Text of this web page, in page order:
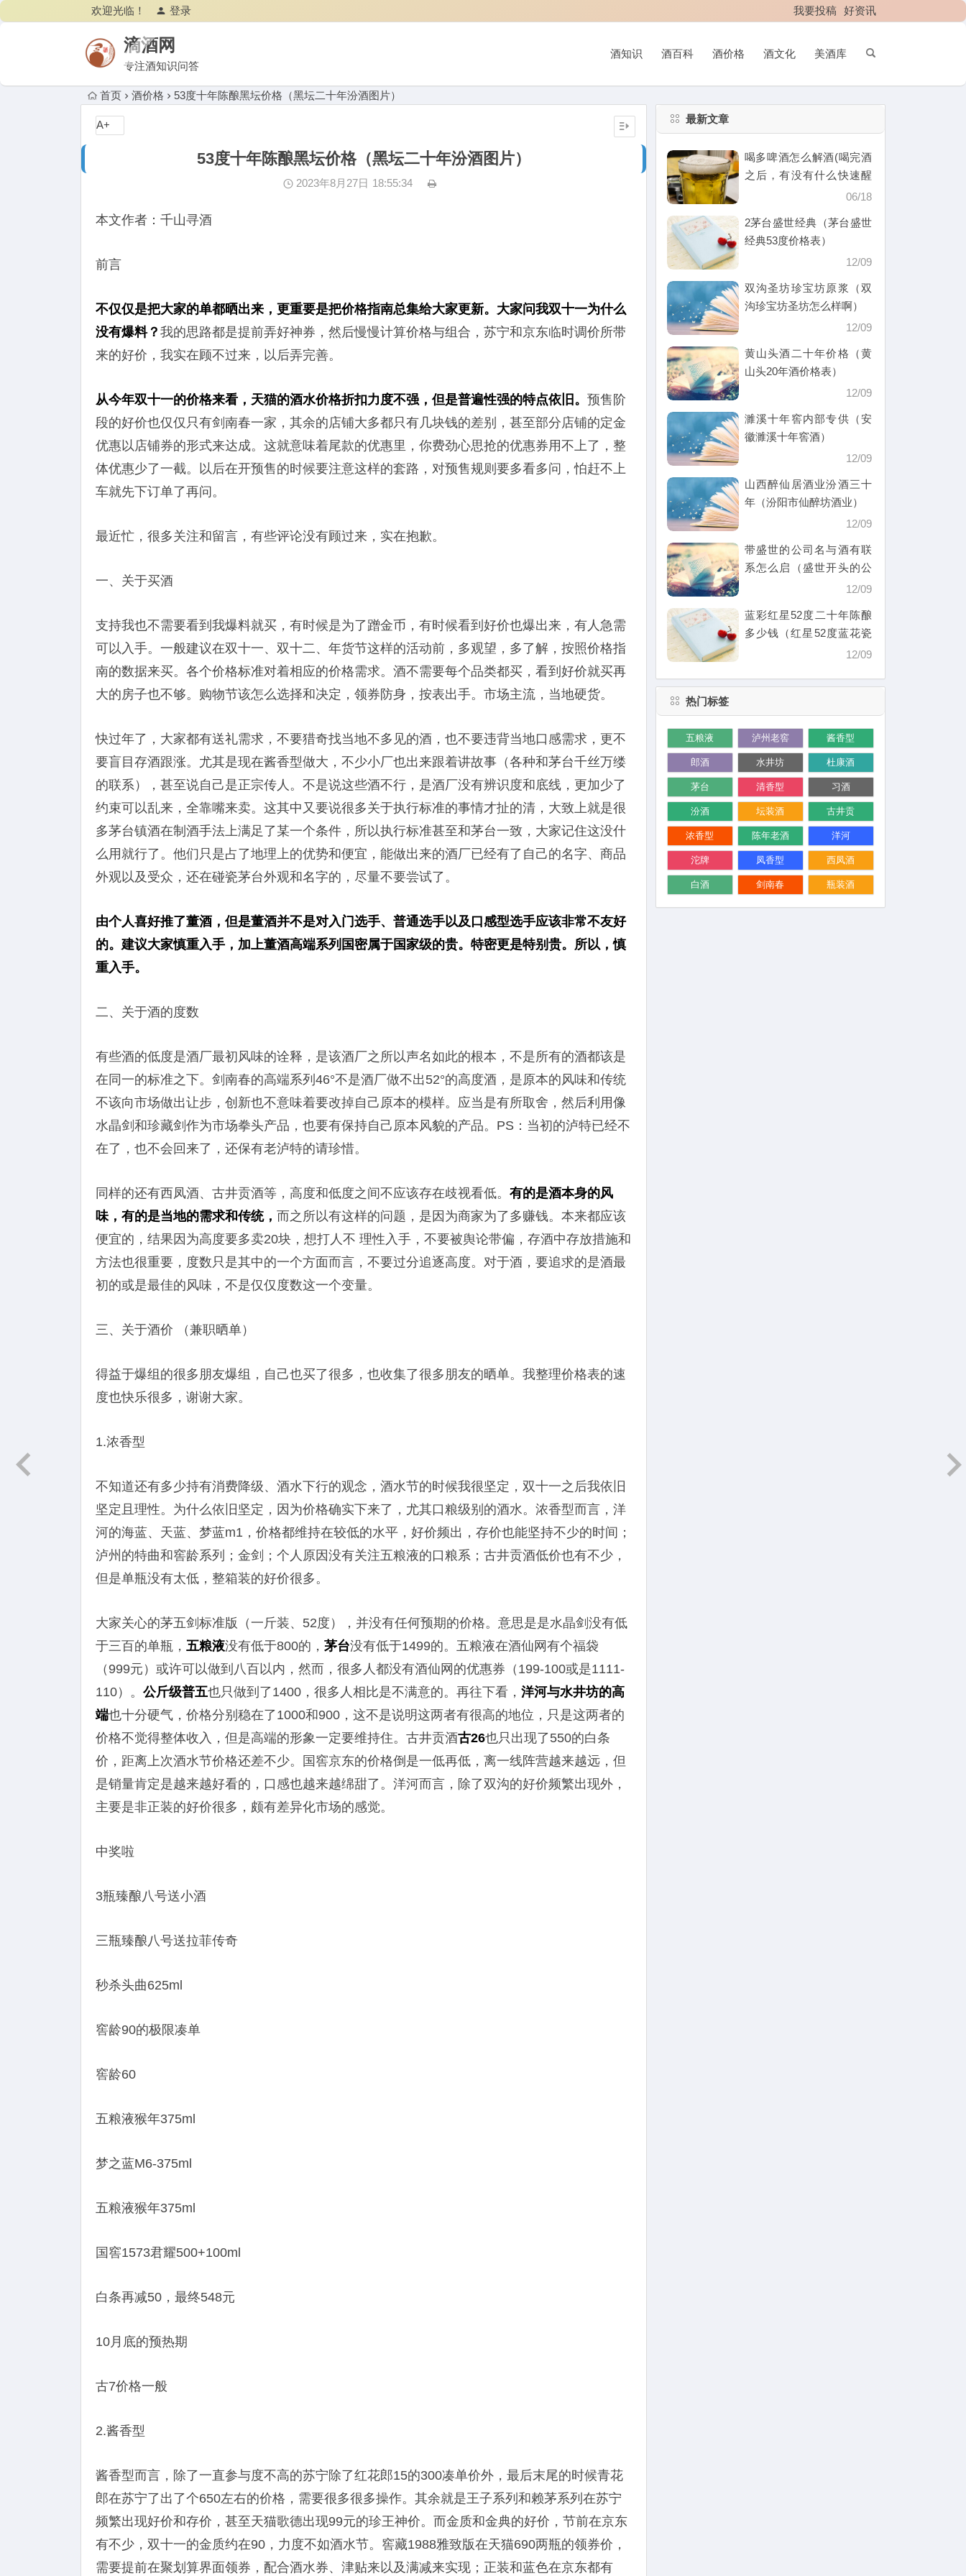
欢迎光临！ 登录 我要投稿 好资讯
滴酒网
专注酒知识问答
酒知识 酒百科 酒价格 酒文化 美酒库
首页 酒价格 53度十年陈酿黑坛价格（黑坛二十年汾酒图片）
53度十年陈酿黑坛价格（黑坛二十年汾酒图片）
2023年8月27日 18:55:34
本文作者：千山寻酒
前言
不仅仅是把大家的单都晒出来，更重要是把价格指南总集给大家更新。大家问我双十一为什么
没有爆料？ 我的思路都是提前弄好神券，然后慢慢计算价格与组合，苏宁和京东临时调价所带
来的好价，我实在顾不过来，以后弄完善。
从今年双十一的价格来看，天猫的酒水价格折扣力度不强，但是普遍性强的特点依旧。 预售阶
段的好价也仅仅只有剑南春一家，其余的店铺大多都只有几块钱的差别，甚至部分店铺的定金
优惠以店铺券的形式来达成。这就意味着尾款的优惠里，你费劲心思抢的优惠券用不上了，整
体优惠少了一截。以后在开预售的时候要注意这样的套路，对预售规则要多看多问，怕赶不上
车就先下订单了再问。
最近忙，很多关注和留言，有些评论没有顾过来，实在抱歉。
一、关于买酒
支持我也不需要看到我爆料就买，有时候是为了蹭金币，有时候看到好价也爆出来，有人急需
可以入手。一般建议在双十一、双十二、年货节这样的活动前，多观望，多了解，按照价格指
南的数据来买。各个价格标准对着相应的价格需求。酒不需要每个品类都买，看到好价就买再
大的房子也不够。购物节该怎么选择和决定，领券防身，按表出手。市场主流，当地硬货。
快过年了，大家都有送礼需求，不要猎奇找当地不多见的酒，也不要违背当地口感需求，更不
要盲目存酒跟涨。尤其是现在酱香型做大，不少小厂也出来跟着讲故事（各种和茅台千丝万缕
的联系），甚至说自己是正宗传人。不是说这些酒不行，是酒厂没有辨识度和底线，更加少了
约束可以乱来，全靠嘴来卖。这其中又要说很多关于执行标准的事情才扯的清，大致上就是很
多茅台镇酒在制酒手法上满足了某一个条件，所以执行标准甚至和茅台一致，大家记住这没什
么用就行了。他们只是占了地理上的优势和便宜，能做出来的酒厂已经有了自己的名字、商品
外观以及受众，还在碰瓷茅台外观和名字的，尽量不要尝试了。
由个人喜好推了董酒，但是董酒并不是对入门选手、普通选手以及口感型选手应该非常不友好
的。建议大家慎重入手，加上董酒高端系列国密属于国家级的贵。特密更是特别贵。所以，慎
重入手。
二、关于酒的度数
有些酒的低度是酒厂最初风味的诠释，是该酒厂之所以声名如此的根本，不是所有的酒都该是
在同一的标准之下。剑南春的高端系列46°不是酒厂做不出52°的高度酒，是原本的风味和传统
不该向市场做出让步，创新也不意味着要改掉自己原本的模样。应当是有所取舍，然后利用像
水晶剑和珍藏剑作为市场拳头产品，也要有保持自己原本风貌的产品。PS：当初的泸特已经不
在了，也不会回来了，还保有老泸特的请珍惜。
同样的还有西凤酒、古井贡酒等，高度和低度之间不应该存在歧视看低。 有的是酒本身的风
味，有的是当地的需求和传统， 而之所以有这样的问题，是因为商家为了多赚钱。本来都应该
便宜的，结果因为高度要多卖20块，想打人不 理性入手，不要被舆论带偏，存酒中存放措施和
方法也很重要，度数只是其中的一个方面而言，不要过分追逐高度。对于酒，要追求的是酒最
初的或是最佳的风味，不是仅仅度数这一个变量。
三、关于酒价 （兼职晒单）
得益于爆组的很多朋友爆组，自己也买了很多，也收集了很多朋友的晒单。我整理价格表的速
度也快乐很多，谢谢大家。
1.浓香型
不知道还有多少持有消费降级、酒水下行的观念，酒水节的时候我很坚定，双十一之后我依旧
坚定且理性。为什么依旧坚定，因为价格确实下来了，尤其口粮级别的酒水。浓香型而言，洋
河的海蓝、天蓝、梦蓝m1，价格都维持在较低的水平，好价频出，存价也能坚持不少的时间；
泸州的特曲和窖龄系列；金剑；个人原因没有关注五粮液的口粮系；古井贡酒低价也有不少，
但是单瓶没有太低，整箱装的好价很多。
大家关心的茅五剑标准版（一斤装、52度），并没有任何预期的价格。意思是是水晶剑没有低
于三百的单瓶， 五粮液没有低于800的， 茅台没有低于1499的。五粮液在酒仙网有个福袋
（999元）或许可以做到八百以内，然而，很多人都没有酒仙网的优惠券（199-100或是1111-
110）。 公斤级普五也只做到了1400，很多人相比是不满意的。再往下看， 洋河与水井坊的高
端也十分硬气，价格分别稳在了1000和900，这不是说明这两者有很高的地位，只是这两者的
价格不觉得整体收入，但是高端的形象一定要维持住。古井贡酒古26也只出现了550的白条
价，距离上次酒水节价格还差不少。国窖京东的价格倒是一低再低，离一线阵营越来越远，但
是销量肯定是越来越好看的，口感也越来越绵甜了。洋河而言，除了双沟的好价频繁出现外，
主要是非正装的好价很多，颇有差异化市场的感觉。
中奖啦
3瓶臻酿八号送小酒
三瓶臻酿八号送拉菲传奇
秒杀头曲625ml
窖龄90的极限凑单
窖龄60
五粮液猴年375ml
梦之蓝M6-375ml
五粮液猴年375ml
国窖1573君耀500+100ml
白条再减50，最终548元
10月底的预热期
古7价格一般
2.酱香型
酱香型而言，除了一直参与度不高的苏宁除了红花郎15的300凑单价外，最后末尾的时候青花
郎在苏宁了出了个650左右的价格，需要很多很多操作。其余就是王子系列和赖茅系列在苏宁
频繁出现好价和存价，甚至天猫歌德出现99元的珍王神价。而金质和金典的好价，节前在京东
有不少，双十一的金质约在90，力度不如酒水节。窖藏1988雅致版在天猫690两瓶的领券价，
需要提前在聚划算界面领券，配合酒水券、津贴来以及满减来实现；正装和蓝色在京东都有
A+ 最新文章
喝多啤酒怎么解酒(喝完酒
之后，有没有什么快速醒
06/18
2茅台盛世经典（茅台盛世
经典53度价格表）
12/09
双沟圣坊珍宝坊原浆（双
沟珍宝坊圣坊怎么样啊）
12/09
黄山头酒二十年价格（黄
山头20年酒价格表）
12/09
濉溪十年窖内部专供（安
徽濉溪十年窖酒）
12/09
山西醉仙居酒业汾酒三十
年（汾阳市仙醉坊酒业）
12/09
带盛世的公司名与酒有联
系怎么启（盛世开头的公
12/09
蓝彩红星52度二十年陈酿
多少钱（红星52度蓝花瓷
12/09
热门标签
五粮液 泸州老窖 酱香型
郎酒 水井坊 杜康酒
茅台 清香型 习酒
汾酒 坛装酒 古井贡
浓香型 陈年老酒 洋河
沱牌 凤香型 西凤酒
白酒 剑南春 瓶装酒